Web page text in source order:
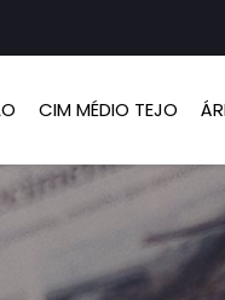
CIM MÉDIO TEJO